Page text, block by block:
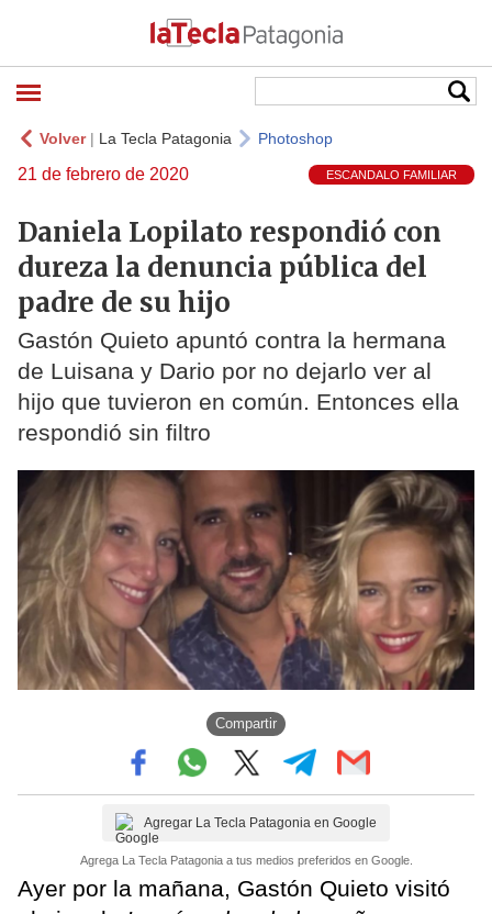
Volver| La Tecla Patagonia Photoshop
21 de febrero de 2020 ESCANDALO FAMILIAR
Daniela Lopilato respondió con
dureza la denuncia pública del
padre de su hijo
Gastón Quieto apuntó contra la hermana
de Luisana y Dario por no dejarlo ver al
hijo que tuvieron en común. Entonces ella
respondió sin filtro
Compartir
Agregar La Tecla Patagonia en Google
Agrega La Tecla Patagonia a tus medios preferidos en Google.
Ayer por la mañana, Gastón Quieto visitó